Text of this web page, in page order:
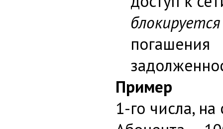
блокируется
погашения
Пример
1-го числа, на